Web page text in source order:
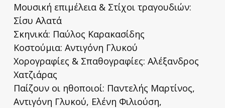
Μουσική επιμέλεια & Στίχοι τραγουδιών:
Σίσυ Αλατά
Σκηνικά: Παύλος Καρακασίδης
Κοστούμια: Αντιγόνη Γλυκού
Χορογραφίες & Σπαθογραφίες: Αλέξανδρος
Χατζιάρας
Παίζουν οι ηθοποιοί: Παντελής Μαρτίνος,
Αντιγόνη Γλυκού, Ελένη Φιλιούση,